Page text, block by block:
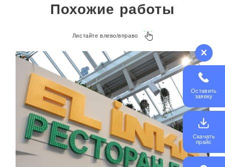
Похожие работы
Листайте влево/вправо
Оставить
заявку
Скачать
прайс